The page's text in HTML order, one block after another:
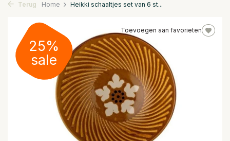
Terug Home Heikki schaaltjes set van 6 st...
Toevoegen aan favorieten
25%
sale